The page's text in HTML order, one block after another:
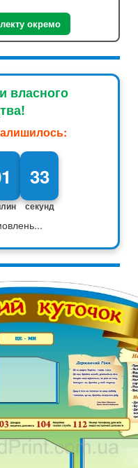
окремо
власного
31
секунд